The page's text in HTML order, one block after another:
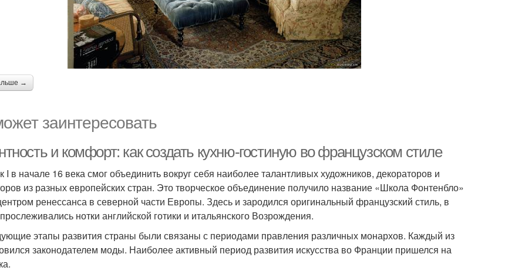
→
заинтересовать
и комфорт: как создать кухню-гостиную во французском стиле
I в начале 16 века смог объединить вокруг себя наиболее талантливых художников, декораторов и
из разных европейских стран. Это творческое объединение получило название «Школа Фонтенбло»
ренессанса в северной части Европы. Здесь и зародился оригинальный французский стиль, в
нотки английской готики и итальянского Возрождения.
этапы развития страны были связаны с периодами правления различных монархов. Каждый из
законодателем моды. Наиболее активный период развития искусства во Франции пришелся на